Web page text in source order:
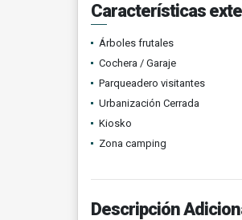
Características
Árboles frutales
Cochera / Garaje
Parqueadero visitantes
Urbanización Cerrada
Kiosko
Zona camping
Descripción